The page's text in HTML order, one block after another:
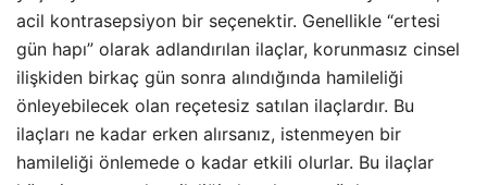
acil kontrasepsiyon bir seçenektir. Genellikle “ertesi
gün hapı” olarak adlandırılan ilaçlar, korunmasız cinsel
ilişkiden birkaç gün sonra alındığında hamileliği
önleyebilecek olan reçetesiz satılan ilaçlardır. Bu
ilaçları ne kadar erken alırsanız, istenmeyen bir
hamileliği önlemede o kadar etkili olurlar. Bu ilaçlar